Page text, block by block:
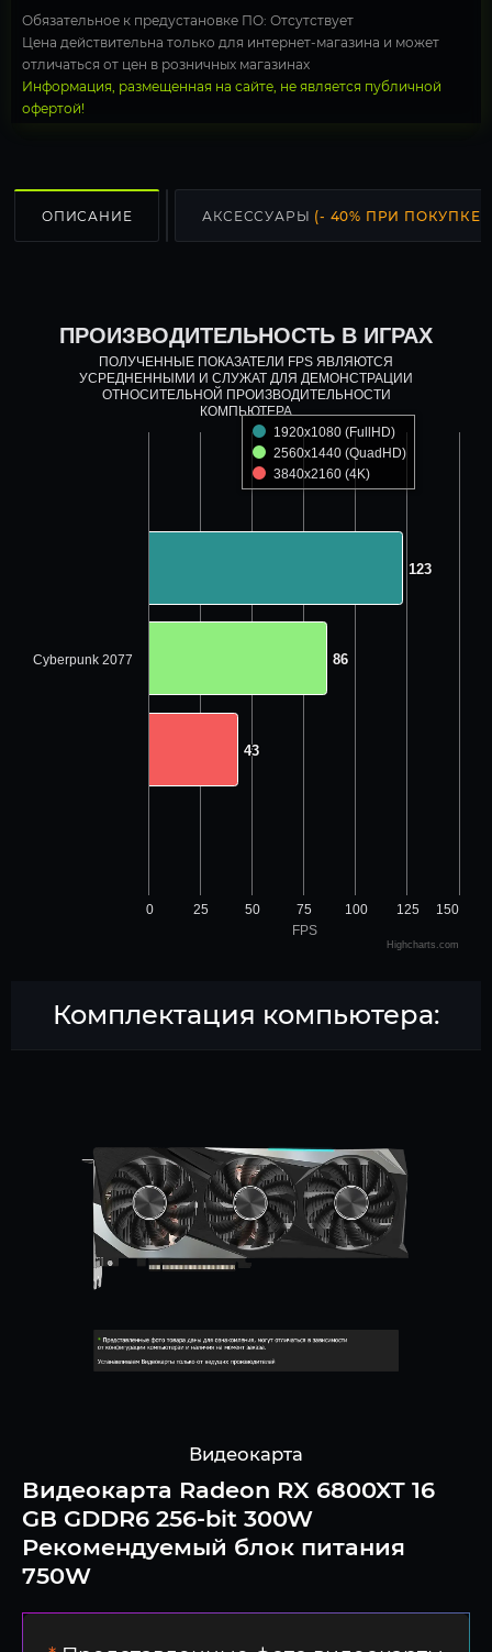
Обязательное к предустановке ПО: Отсутствует
Цена действительна только для интернет-магазина и может
отличаться от цен в розничных магазинах
Информация, размещенная на сайте, не является публичной
офертой!
ОПИСАНИЕ АКСЕССУАРЫ (- 40% ПРИ ПОКУПКЕ
FPS
ПРОИЗВОДИТЕЛЬНОСТЬ В ИГРАХ
ПОЛУЧЕННЫЕ ПОКАЗАТЕЛИ FPS ЯВЛЯЮТСЯ
УСРЕДНЕННЫМИ И СЛУЖАТ ДЛЯ ДЕМОНСТРАЦИИ
ОТНОСИТЕЛЬНОЙ ПРОИЗВОДИТЕЛЬНОСТИ
КОМПЬЮТЕРА
123
123
86
86
43
43
1920x1080 (FullHD)
2560x1440 (QuadHD)
3840x2160 (4K)
0 25 50 75 100 125 150
Cyberpunk 2077
Highcharts.com
Комплектация компьютера:
Видеокарта
Видеокарта Radeon RX 6800XT 16
GB GDDR6 256-bit 300W
Рекомендуемый блок питания
750W